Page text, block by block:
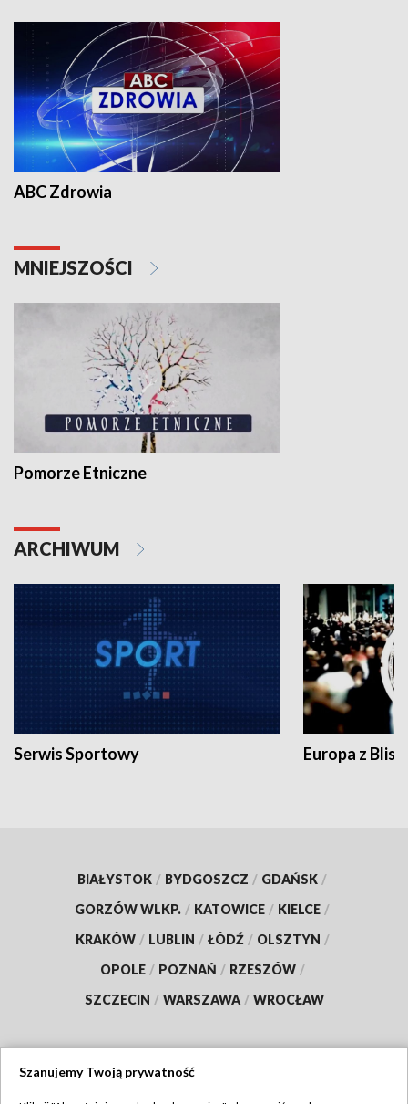
ABC Zdrowia
MNIEJSZOŚCI
Pomorze Etniczne
ARCHIWUM
Serwis Sportowy Europa z
BIAŁYSTOK / BYDGOSZCZ / GDAŃSK /
GORZÓW WLKP. / KATOWICE / KIELCE /
KRAKÓW / LUBLIN / ŁÓDŹ / OLSZTYN /
OPOLE / POZNAŃ / RZESZÓW /
SZCZECIN / WARSZAWA / WROCŁAW
Szanujemy Twoją prywatność